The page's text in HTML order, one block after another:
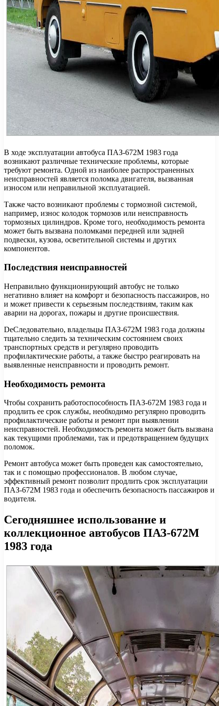
В ходе эксплуатации автобуса ПАЗ-672М 1983 года
возникают различные технические проблемы, которые
требуют ремонта. Одной из наиболее распространенных
неисправностей является поломка двигателя, вызванная
износом или неправильной эксплуатацией.
Также часто возникают проблемы с тормозной системой,
например, износ колодок тормозов или неисправность
тормозных цилиндров. Кроме того, необходимость ремонта
может быть вызвана поломками передней или задней
подвески, кузова, осветительной системы и других
компонентов.
Последствия неисправностей
Неправильно функционирующий автобус не только
негативно влияет на комфорт и безопасность пассажиров, но
и может привести к серьезным последствиям, таким как
аварии на дорогах, пожары и другие происшествия.
DeСледовательно, владельцы ПАЗ-672М 1983 года должны
тщательно следить за техническим состоянием своих
транспортных средств и регулярно проводить
профилактические работы, а также быстро реагировать на
выявленные неисправности и проводить ремонт.
Необходимость ремонта
Чтобы сохранить работоспособность ПАЗ-672М 1983 года и
продлить ее срок службы, необходимо регулярно проводить
профилактические работы и ремонт при выявлении
неисправностей. Необходимость ремонта может быть вызвана
как текущими проблемами, так и предотвращением будущих
поломок.
Ремонт автобуса может быть проведен как самостоятельно,
так и с помощью профессионалов. В любом случае,
эффективный ремонт позволит продлить срок эксплуатации
ПАЗ-672М 1983 года и обеспечить безопасность пассажиров и
водителя.
Сегодняшнее использование и
коллекционное автобусов ПАЗ-672М
1983 года